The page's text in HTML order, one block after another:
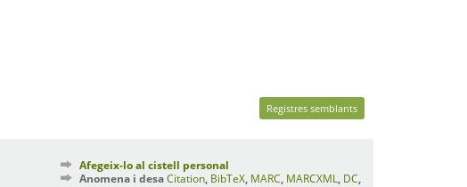
Registres semblants
Afegeix-lo al cistell personal
Anomena i desaCitation BibTeX MARC MARCXML DC